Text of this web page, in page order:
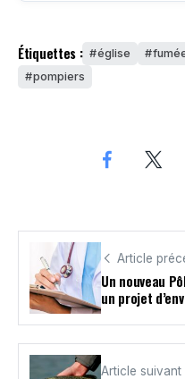
Étiquettes : église
pompiers
Article
Un nouveau
un projet
Article suivant